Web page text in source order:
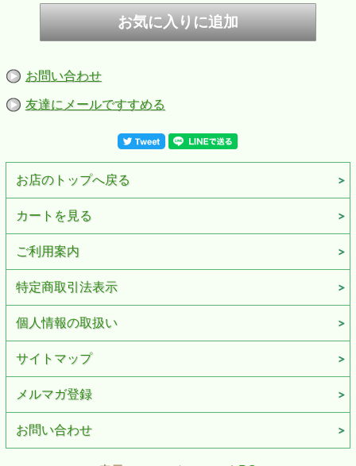
ケース：レギュラーケース
お客様のご利用のブラウザの環境により商品の色合
いが実際のものと多少異なる場合が御座いますの
お問い合わせ
友達にメールですすめる
お店のトップへ戻る
カートを見る
ご利用案内
特定商取引法表示
個人情報の取扱い
サイトマップ
メルマガ登録
お問い合わせ